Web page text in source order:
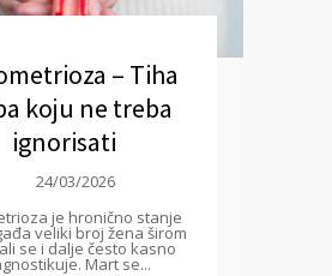
– Tiha
koju ne treba
ignorisati
24/03/2026
je hronično stanje
veliki broj žena širom
se i dalje često kasno
Mart se...